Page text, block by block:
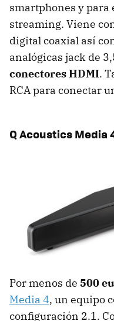
smartphones y para
streaming. Viene
digital coaxial así
analógicas jack de
conectores HDMI.
RCA para conectar
Q Acoustics Media
Por menos de 500
Media 4, un equipo
configuración 2.1.